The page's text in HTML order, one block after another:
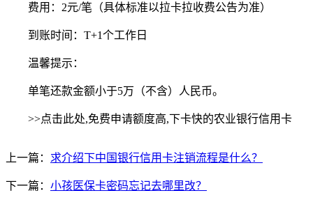
费用：2元/笔（具体标准以拉卡拉收费公告为准）
到账时间：T+1个工作日
温馨提示：
单笔还款金额小于5万（不含）人民币。
>>点击此处,免费申请额度高,下卡快的农业银行信用卡
上一篇： 求介绍下中国银行信用卡注销流程是什么？
下一篇： 小孩医保卡密码忘记去哪里改？